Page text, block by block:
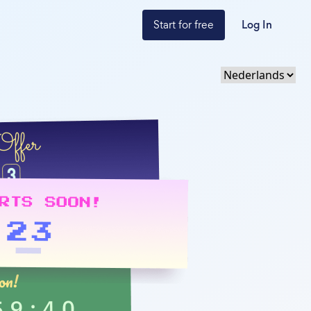
Start for free Log In